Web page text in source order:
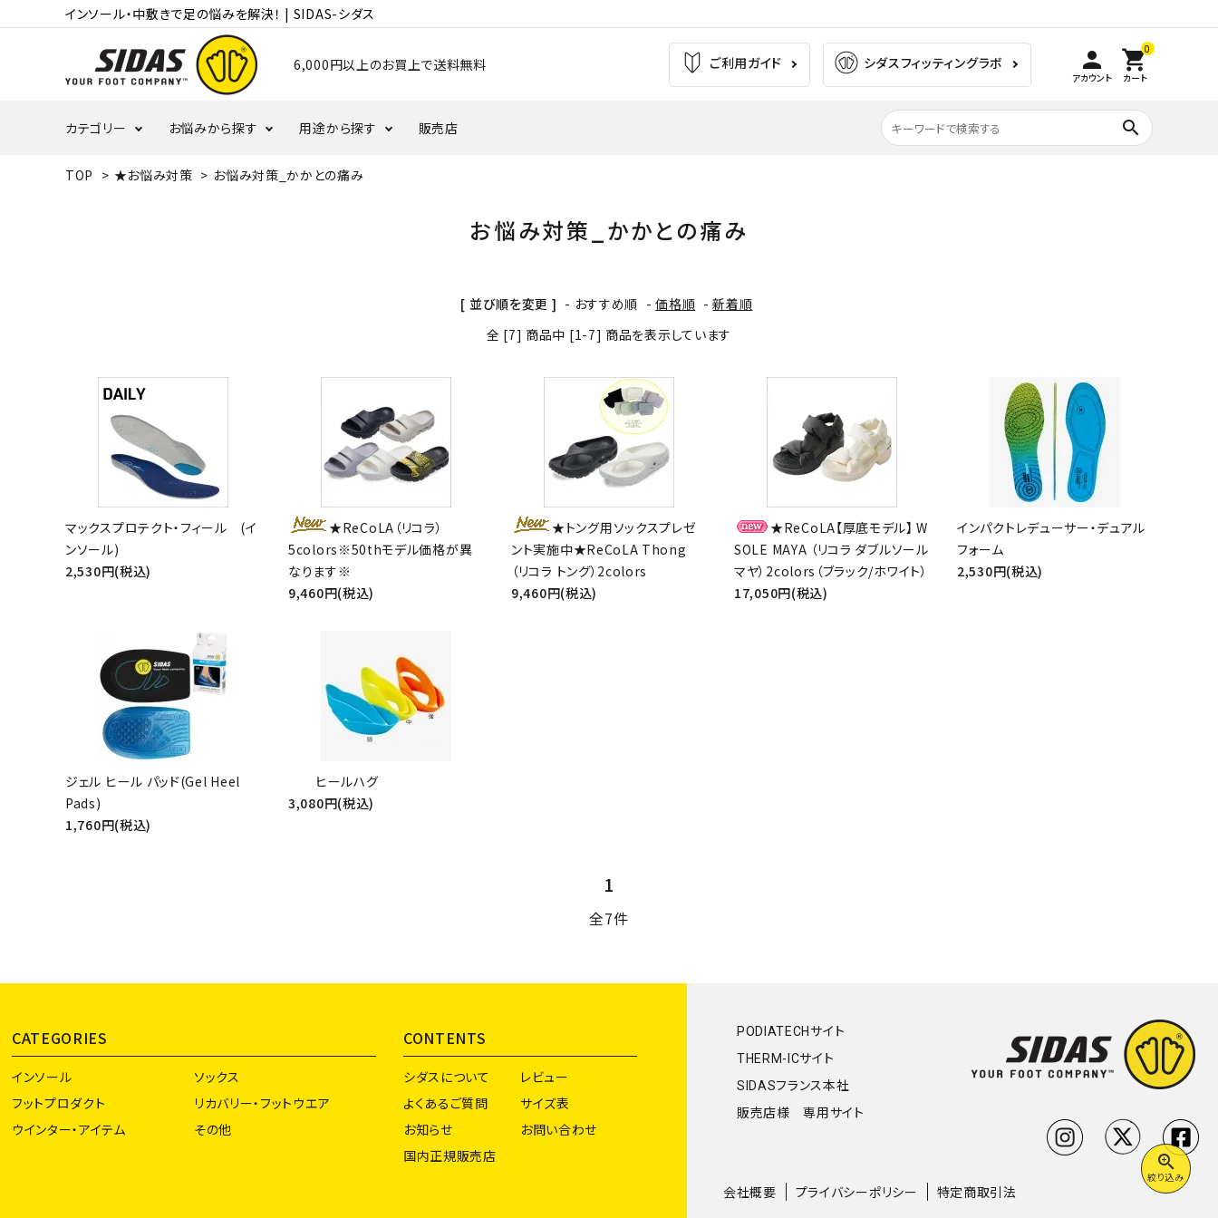
インソール・中敷きで足の悩みを解決！ | SIDAS-シダス
6,000円以上のお買上で送料無料 ご利用ガイド シダスフィッティングラボ person
アカウント
0
shopping_cart
カート
カテゴリー お悩みから探す 用途から探す
バスケットボール テニス・バドミントン
販売店 search
TOP > ★お悩み対策 > お悩み対策_かかとの痛み
お悩み対策_かかとの痛み
[ 並び順を変更 ] - おすすめ順 -価格順 -新着順
全 [7] 商品中 [1-7] 商品を表示しています
マックスプロテクト・フィール (イ
ンソール)
2,530円(税込)
★ReCoLA（リコラ）
5colors※50thモデル価格が異
なります※
9,460円(税込)
★トング用ソックスプレゼ
ント実施中★ReCoLA Thong
（リコラ トング）2colors
9,460円(税込)
★ReCoLA【厚底モデル】 W
SOLE MAYA （リコラ ダブルソール
マヤ）2colors（ブラック/ホワイト）
17,050円(税込)
インパクトレデューサー・デュアル
フォーム
2,530円(税込)
ジェル ヒール パッド(Gel Heel
Pads)
1,760円(税込)
ヒールハグ
3,080円(税込)
1
全7件
zoom_in
絞り込み
キーワード
カテゴリー
close
CATEGORIES
インソール
ソックス
フットプロダクト
リカバリー・フットウエア
ウインター・アイテム
その他
CONTENTS
シダスについて
レビュー
よくあるご質問
サイズ表
お知らせ
お問い合わせ
国内正規販売店
PODIATECHサイト
THERM-ICサイト
SIDASフランス本社
販売店様 専用サイト
会社概要 プライバシーポリシー 特定商取引法